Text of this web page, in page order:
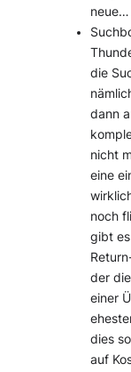
neue…
die
dann
nicht
eine
noch
gibt
der
einer
dies
auf